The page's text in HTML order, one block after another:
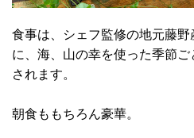
食事は、シェフ監修の地元藤
に、海、山の幸を使った季節
されます。
朝食ももちろん豪華。